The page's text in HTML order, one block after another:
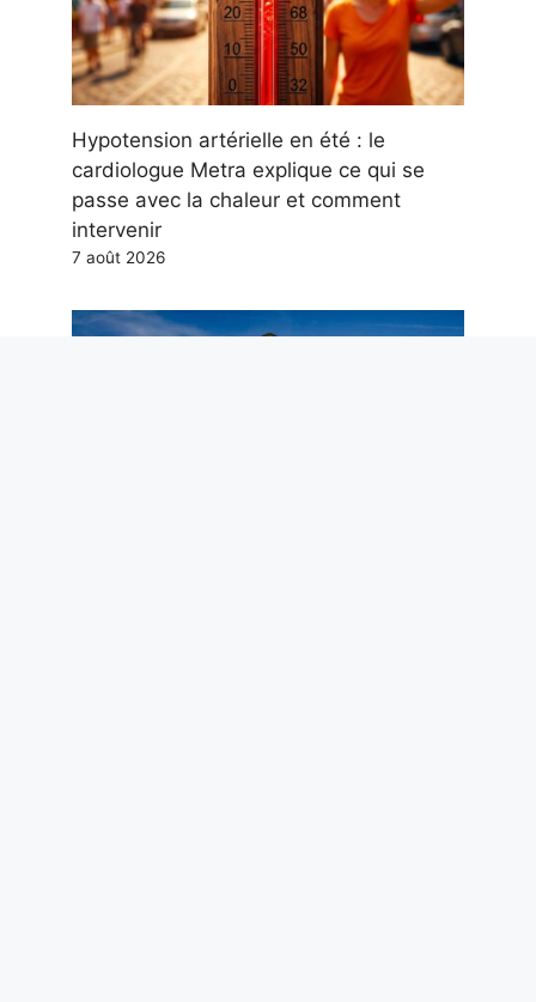
Hypotension artérielle en été : le
cardiologue Metra explique ce qui se
passe avec la chaleur et comment
intervenir
7 août 2026